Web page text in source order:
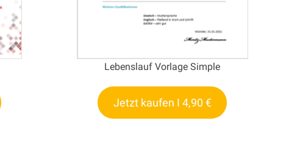
Lebenslauf Vorlage Simple
Jetzt kaufen I 4,90 €